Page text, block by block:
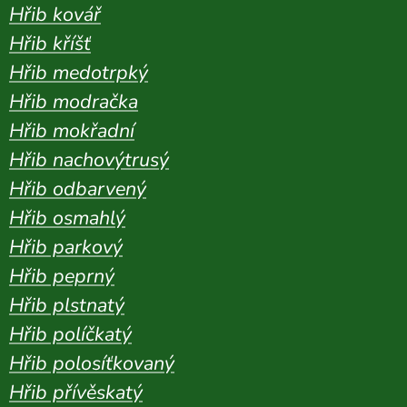
Hřib kovář
Hřib kříšť
Hřib medotrpký
Hřib modračka
Hřib mokřadní
Hřib nachovýtrusý
Hřib odbarvený
Hřib osmahlý
Hřib parkový
Hřib peprný
Hřib plstnatý
Hřib políčkatý
Hřib polosíťkovaný
Hřib přívěskatý